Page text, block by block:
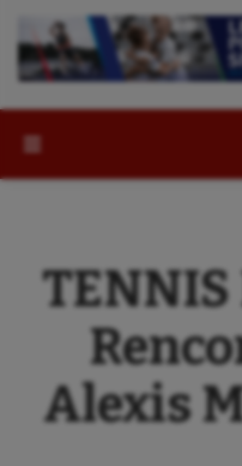
TENNIS
Alexis